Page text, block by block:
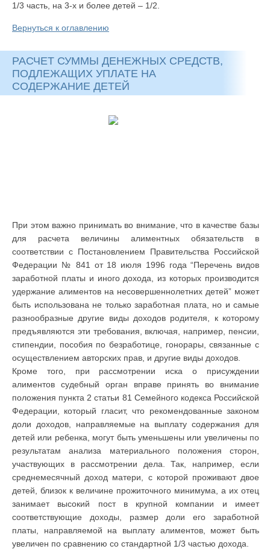
1/3 часть, на 3-х и более детей – 1/2.
Вернуться к оглавлению
РАСЧЕТ СУММЫ ДЕНЕЖНЫХ СРЕДСТВ,
ПОДЛЕЖАЩИХ УПЛАТЕ НА
СОДЕРЖАНИЕ ДЕТЕЙ
При этом важно принимать во внимание, что в качестве базы
для расчета величины алиментных обязательств в
соответствии с Постановлением Правительства Российской
Федерации № 841 от 18 июля 1996 года “Перечень видов
заработной платы и иного дохода, из которых производится
удержание алиментов на несовершеннолетних детей” может
быть использована не только заработная плата, но и самые
разнообразные другие виды доходов родителя, к которому
предъявляются эти требования, включая, например, пенсии,
стипендии, пособия по безработице, гонорары, связанные с
осуществлением авторских прав, и другие виды доходов.
Кроме того, при рассмотрении иска о присуждении
алиментов судебный орган вправе принять во внимание
положения пункта 2 статьи 81 Семейного кодекса Российской
Федерации, который гласит, что рекомендованные законом
доли доходов, направляемые на выплату содержания для
детей или ребенка, могут быть уменьшены или увеличены по
результатам анализа материального положения сторон,
участвующих в рассмотрении дела. Так, например, если
среднемесячный доход матери, с которой проживают двое
детей, близок к величине прожиточного минимума, а их отец
занимает высокий пост в крупной компании и имеет
соответствующие доходы, размер доли его заработной
платы, направляемой на выплату алиментов, может быть
увеличен по сравнению со стандартной 1/3 частью дохода.